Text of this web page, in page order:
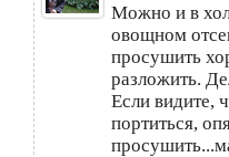
Можно и в
овощном
просушить
разложить.
Если видите,
портиться,